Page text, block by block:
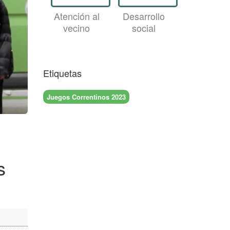
Atención al
vecino
Desarrollo
social
Etiquetas
Juegos Correntinos 2023